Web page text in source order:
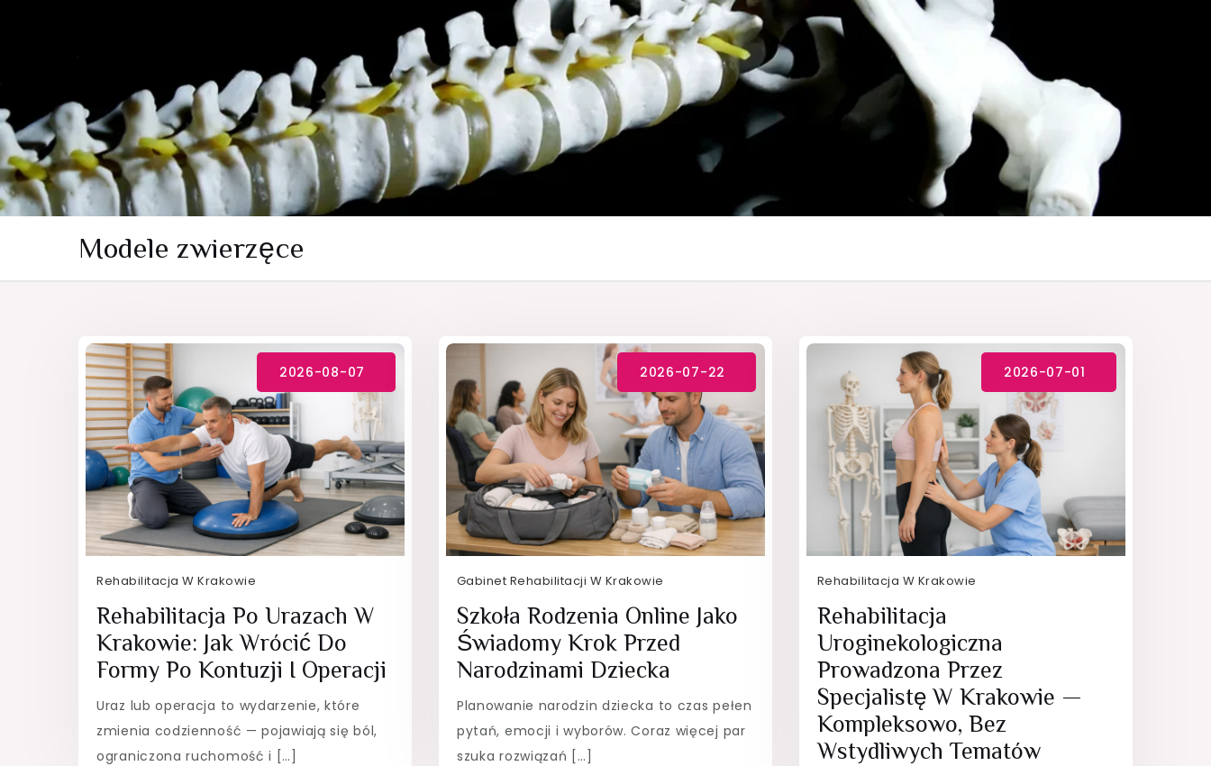
Modele zwierzęce
Rehabilitacja W Krakowie
Rehabilitacja Po Urazach W
Krakowie: Jak Wrócić Do
Formy Po Kontuzji I Operacji
Uraz lub operacja to wydarzenie, które
zmienia codzienność — pojawiają się ból,
ograniczona ruchomość i […]
Gabinet Rehabilitacji W Krakowie
Szkoła Rodzenia Online Jako
Świadomy Krok Przed
Narodzinami Dziecka
Planowanie narodzin dziecka to czas pełen
pytań, emocji i wyborów. Coraz więcej par
szuka rozwiązań […]
Rehabilitacja W Krakowie
Rehabilitacja
Uroginekologiczna
Prowadzona Przez
Specjalistę W Krakowie —
Kompleksowo, Bez
Wstydliwych Tematów